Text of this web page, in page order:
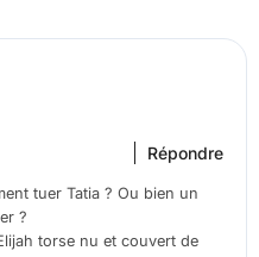
tuer Tatia ? Ou bien un
?
torse nu et couvert de
Répondre